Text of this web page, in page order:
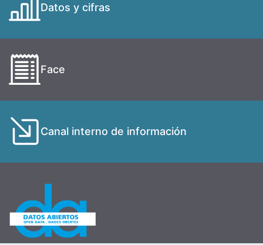
Datos y cifras
Face
Canal interno de información